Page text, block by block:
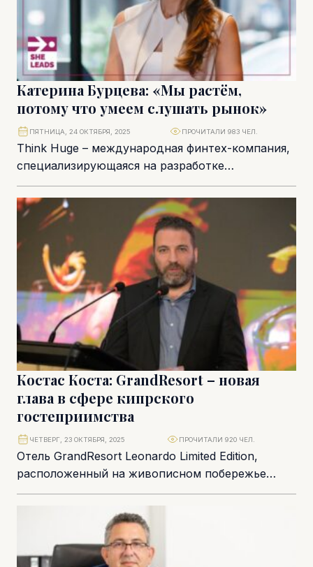
Катерина Бурцева: «Мы растём,
потому что умеем слушать рынок»
Think Huge – международная финтех-компания,
специализирующаяся на разработке
технологических решений для брокеров и
трейдинговых платформ. Уже более десяти лет
она...
ПЯТНИЦА, 24 ОКТЯБРЯ, 2025 ПРОЧИТАЛИ 983 ЧЕЛ.
Костас Коста: GrandResort – новая
глава в сфере кипрского
гостеприимства
Отель GrandResort Leonardo Limited Edition,
расположенный на живописном побережье
Лимассола, сегодня является символом
роскоши и безупречного сервиса. Недавно он
ЧЕТВЕРГ, 23 ОКТЯБРЯ, 2025 ПРОЧИТАЛИ 920 ЧЕЛ.